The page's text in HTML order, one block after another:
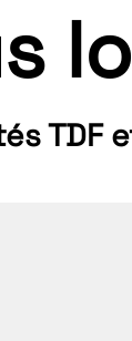
TDF